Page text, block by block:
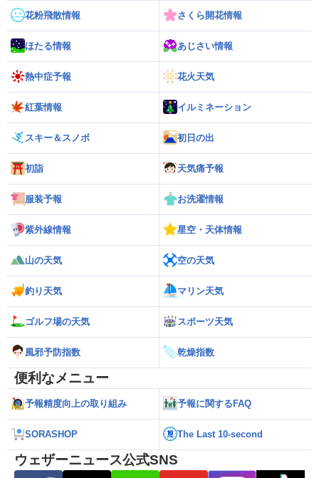
花粉飛散情報 さくら開花情報
ほたる情報 あじさい情報
熱中症予報 花火天気
紅葉情報 イルミネーション
スキー＆スノボ 初日の出
初詣 天気痛予報
服装予報 お洗濯情報
紫外線情報 星空・天体情報
山の天気 空の天気
釣り天気 マリン天気
ゴルフ場の天気 スポーツ天気
風邪予防指数 乾燥指数
便利なメニュー
予報精度向上の取り組み 予報に関するFAQ
SORASHOP The Last 10-second
ウェザーニュース公式SNS